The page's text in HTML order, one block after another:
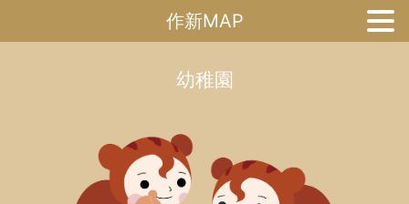
作新MAP
幼稚園